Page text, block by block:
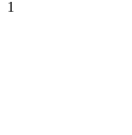
1